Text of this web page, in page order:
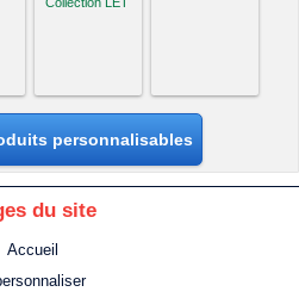
personnalisables
du site
Accueil